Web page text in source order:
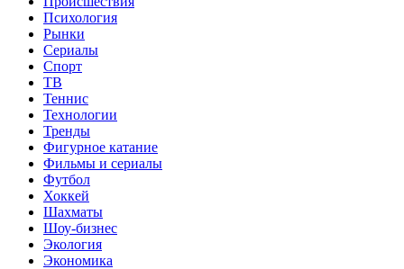
Психология
Рынки
Сериалы
Спорт
ТВ
Теннис
Технологии
Тренды
Фигурное катание
Фильмы и сериалы
Футбол
Хоккей
Шахматы
Шоу-бизнес
Экология
Экономика